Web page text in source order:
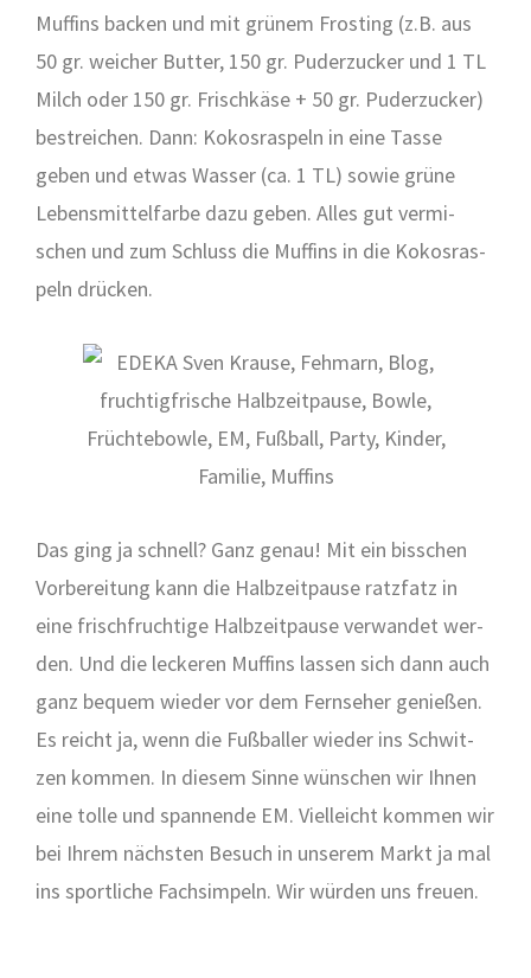
Muf­fins backen und mit grü­nem Fros­ting (z.B. aus
50 gr. wei­cher But­ter, 150 gr. Puder­zu­cker und 1 TL
Milch oder 150 gr. Frisch­kä­se + 50 gr. Puder­zu­cker)
bestrei­chen. Dann: Kokos­ras­peln in eine Tas­se
geben und etwas Was­ser (ca. 1 TL) sowie grü­ne
Lebens­mit­tel­far­be dazu geben. Alles gut ver­mi­
schen und zum Schluss die Muf­fins in die Kokos­ras­
peln drü­cken.
Das ging ja schnell? Ganz genau! Mit ein biss­chen
Vor­be­rei­tung kann die Halb­zeit­pau­se ratz­fatz in
eine frisch­fruch­ti­ge Halb­zeit­pau­se ver­wan­det wer­
den. Und die lecke­ren Muf­fins las­sen sich dann auch
ganz bequem wie­der vor dem Fern­se­her genie­ßen.
Es reicht ja, wenn die Fuß­bal­ler wie­der ins Schwit­
zen kom­men. In die­sem Sin­ne wün­schen wir Ihnen
eine tol­le und span­nen­de EM. Viel­leicht kom­men wir
bei Ihrem nächs­ten Besuch in unse­rem Markt ja mal
ins sport­li­che Fach­sim­peln. Wir wür­den uns freu­en.